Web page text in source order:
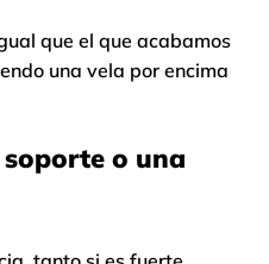
que el que acabamos
una vela por encima
o una